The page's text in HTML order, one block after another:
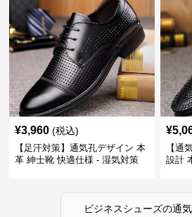
¥3,960 (税込)
【足汗対策】通気孔デザイン 本
革 紳士靴 快適仕様 - 湿気対策
¥
【通
設計
ビジネスシューズの通